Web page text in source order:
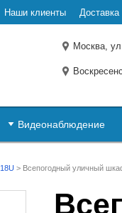
Наши клиенты Доставка
Москва,
Видеонаблюдение
18U > Всепогодный уличный